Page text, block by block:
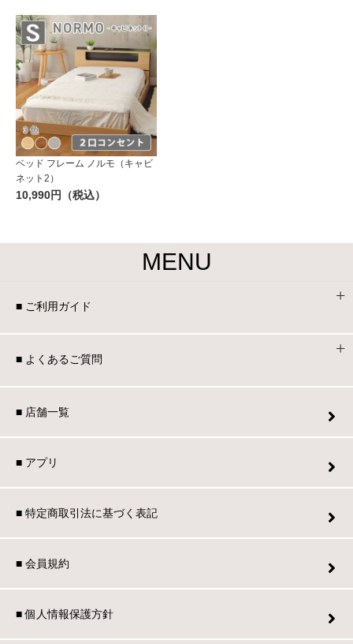
ベッド フレーム ノルモ（キャビ
ネット2）
10,990円（税込）
MENU
■ ご利用ガイド
■ よくあるご質問
■ 店舗一覧
■ アプリ
■ 特定商取引法に基づく表記
■ 会員規約
■ 個人情報保護方針